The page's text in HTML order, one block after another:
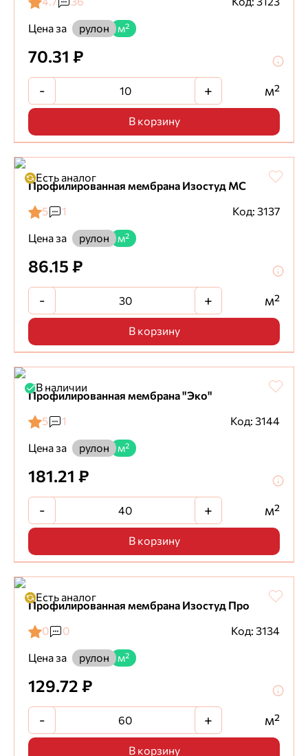
Цена за
рулон м²
70.31 ₽
- + м²
В корзину
Есть аналог
Профилированная мембрана Изостуд МС
5
1
Код: 3137
Цена за
рулон м²
86.15 ₽
- + м²
В корзину
В наличии
Профилированная мембрана "Эко"
5
1
Код: 3144
Цена за
рулон м²
181.21 ₽
- + м²
В корзину
Есть аналог
Профилированная мембрана Изостуд Про
0
0
Код: 3134
Цена за
рулон м²
129.72 ₽
- + м²
В корзину